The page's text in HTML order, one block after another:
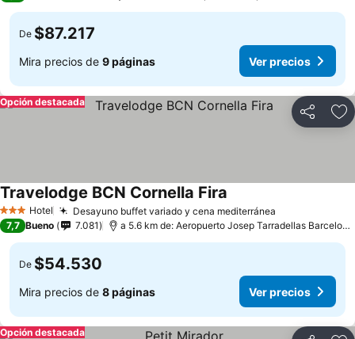
De $87.217
Mira precios de 9 páginas Ver precios
Compartir
Opción destacada
3 Estrellas
Hotel Desayuno buffet variado y cena mediterránea
Travelodge BCN Cornella Fira
7,7 Bueno 7.081 a 5.6 km de: Aeropuerto Josep Tarradellas Barcelona-El Prat
De $54.530
Mira precios de 8 páginas Ver precios
Opción destacada